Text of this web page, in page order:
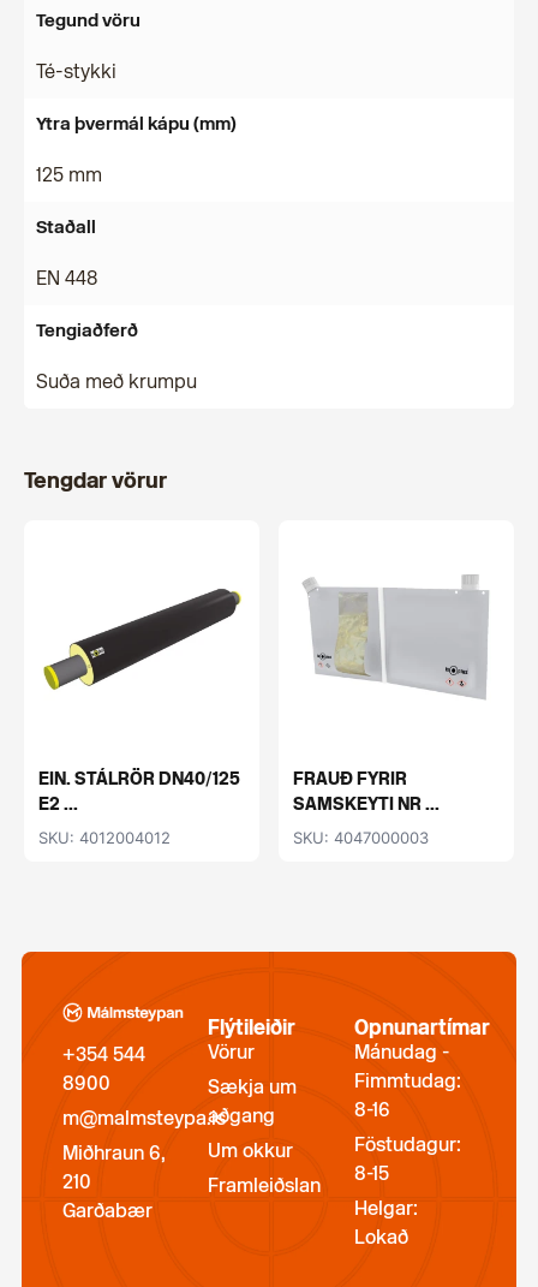
Tegund vöru
Té-stykki
Ytra þvermál kápu (mm)
125 mm
Staðall
EN 448
Tengiaðferð
Suða með krumpu
Tengdar vörur
EIN. STÁLRÖR DN40/125
E2 ...
SKU: 4012004012
FRAUÐ FYRIR
SAMSKEYTI NR ...
SKU: 4047000003
+354 544
8900
m@malmsteypa.is
Miðhraun 6,
210
Garðabær
Flýtileiðir
Vörur
Sækja um
aðgang
Um okkur
Framleiðslan
Opnunartímar
Mánudag -
Fimmtudag:
8-16
Föstudagur:
8-15
Helgar:
Lokað